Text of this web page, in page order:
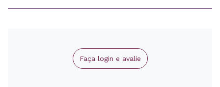
Faça login e avalie